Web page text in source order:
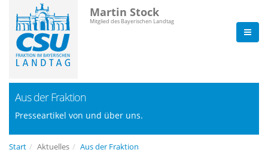
Martin Stock
Mitglied des Bayerischen Landtag
Aus der Fraktion
Presseartikel von und über uns.
Start Aktuelles Aus der Fraktion